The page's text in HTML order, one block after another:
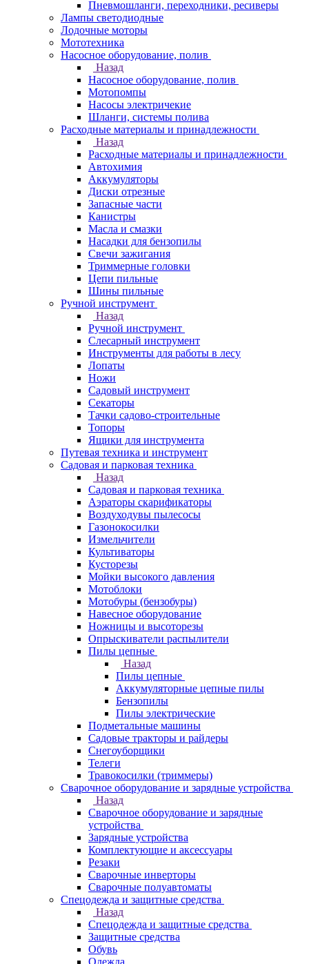
Пневмошланги, переходники, ресиверы
Лампы светодиодные
Лодочные моторы
Мототехника
Насосное оборудование, полив
Назад
Насосное оборудование, полив
Мотопомпы
Насосы электричекие
Шланги, системы полива
Расходные материалы и принадлежности
Назад
Расходные материалы и принадлежности
Автохимия
Аккумуляторы
Диски отрезные
Запасные части
Канистры
Масла и смазки
Насадки для бензопилы
Свечи зажигания
Триммерные головки
Цепи пильные
Шины пильные
Ручной инструмент
Назад
Ручной инструмент
Cлесарный инструмент
Инструменты для работы в лесу
Лопаты
Ножи
Садовый инструмент
Секаторы
Тачки садово-строительные
Топоры
Ящики для инструмента
Путевая техника и инструмент
Садовая и парковая техника
Назад
Садовая и парковая техника
Аэраторы скарификаторы
Воздуходувы пылесосы
Газонокосилки
Измельчители
Культиваторы
Кусторезы
Мойки высокого давления
Мотоблоки
Мотобуры (бензобуры)
Навесное оборудование
Ножницы и высоторезы
Опрыскиватели распылители
Пилы цепные
Назад
Пилы цепные
Аккумуляторные цепные пилы
Бензопилы
Пилы электрические
Подметальные машины
Садовые тракторы и райдеры
Снегоуборщики
Телеги
Травокосилки (триммеры)
Сварочное оборудование и зарядные устройства
Назад
Сварочное оборудование и зарядные
устройства
Зарядные устройства
Комплектующие и аксессуары
Резаки
Сварочные инверторы
Сварочные полуавтоматы
Спецодежда и защитные средства
Назад
Спецодежда и защитные средства
Защитные средства
Обувь
Одежда